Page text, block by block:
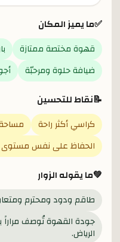
✅ما يميز المكان
قهوة مختصة ممتازة
ضيافة حلوة ومرحبّة
📝نقاط للتحسين
كراسي أكثر راحة
الحفاظ على نفس مستوى
💚ما يقوله الزوار
طاقم ودود ومحترم
جودة القهوة تُوصف مراراً
الرياض.